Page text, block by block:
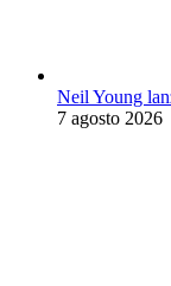
Neil Young
7 agosto 2026